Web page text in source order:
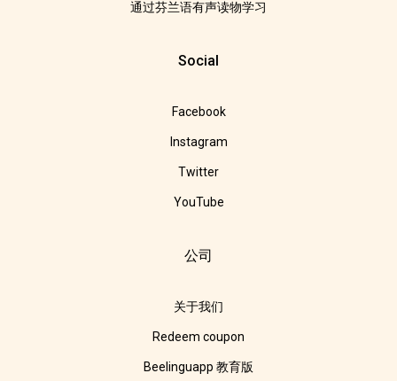
通过芬兰语有声读物学习
Social
Facebook
Instagram
Twitter
YouTube
公司
关于我们
Redeem coupon
Beelinguapp 教育版